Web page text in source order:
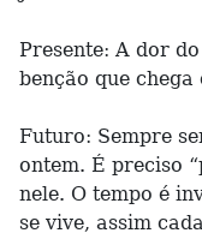
Presente: A dor
benção que chega
Futuro: Sempre
ontem. É preciso
nele. O tempo é
se vive, assim